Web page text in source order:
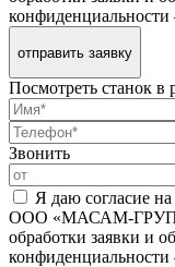
отправить заявку
Посмотреть станок в
Звонить
Я даю согласие
ООО «МАСАМ-
обработки заявки и